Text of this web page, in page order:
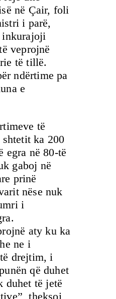
në Çair, foli
i parë,
veprojnë
të tillë.
ndërtime pa
e
të
ka 200
egra në 80-të
gaboj në
prinë
nëse nuk
i
aty ku ka
ne i
drejtim, i
që duhet
duhet të jetë
theksoi